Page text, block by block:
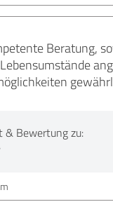
Beratung,
& Bewertung zu: